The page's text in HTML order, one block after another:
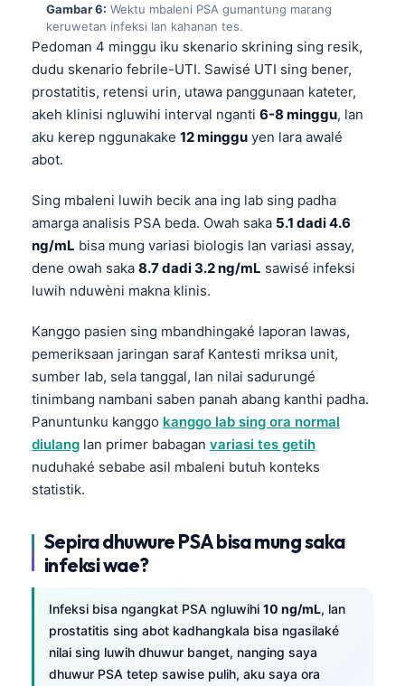
Gambar 6: Wektu mbaleni PSA gumantung marang
keruwetan infeksi lan kahanan tes.
Pedoman 4 minggu iku skenario skrining sing resik,
dudu skenario febrile-UTI. Sawisé UTI sing bener,
prostatitis, retensi urin, utawa panggunaan kateter,
akeh klinisi ngluwihi interval nganti 6-8 minggu, lan
aku kerep nggunakake 12 minggu yen lara awalé
abot.
Sing mbaleni luwih becik ana ing lab sing padha
amarga analisis PSA beda. Owah saka 5.1 dadi 4.6
ng/mL bisa mung variasi biologis lan variasi assay,
dene owah saka 8.7 dadi 3.2 ng/mL sawisé infeksi
luwih nduwèni makna klinis.
Kanggo pasien sing mbandhingaké laporan lawas,
pemeriksaan jaringan saraf Kantesti mriksa unit,
sumber lab, sela tanggal, lan nilai sadurungé
tinimbang nambani saben panah abang kanthi padha.
Panuntunku kanggo kanggo lab sing ora normal
diulang lan primer babagan variasi tes getih
nuduhaké sebabe asil mbaleni butuh konteks
statistik.
Sepira dhuwure PSA bisa mung saka
infeksi wae?
Infeksi bisa ngangkat PSA ngluwihi 10 ng/mL, lan
prostatitis sing abot kadhangkala bisa ngasilaké
nilai sing luwih dhuwur banget, nanging saya
dhuwur PSA tetep sawise pulih, aku saya ora
Euskara
Gàidhlig
Occitan
Afrikaans
ພາສາລາວ
Cebuano
ئۇيغۇرچە
Кыргызча
Татар теле
Беларуская мова
Ślōnskŏ gŏdka
Norsk bokmål